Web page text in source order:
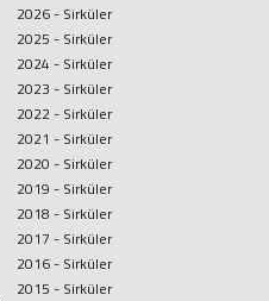
2026 - Sirküler
2025 - Sirküler
2024 - Sirküler
2023 - Sirküler
2022 - Sirküler
2021 - Sirküler
2020 - Sirküler
2019 - Sirküler
2018 - Sirküler
2017 - Sirküler
2016 - Sirküler
2015 - Sirküler